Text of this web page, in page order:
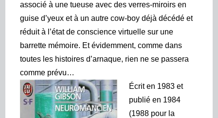
associé à une tueuse avec des verres-miroirs en
guise d’yeux et à un autre cow-boy déjà décédé et
réduit à l’état de conscience virtuelle sur une
barrette mémoire. Et évidemment, comme dans
toutes les histoires d’arnaque, rien ne se passera
comme prévu…
Écrit en 1983 et
publié en 1984
(1988 pour la